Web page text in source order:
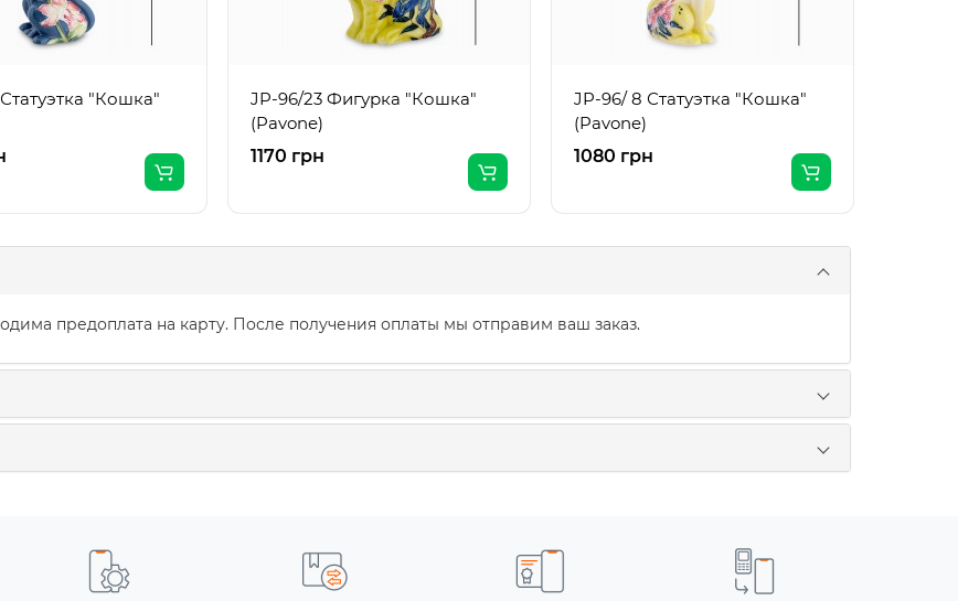
"Кошка"
JP-96/23 Фигурка "Кошка"
(Pavone)
1170 грн
JP-96/ 8 Статуэтка "Кошка"
(Pavone)
1080 грн
предоплата на карту. После получения оплаты мы отправим ваш заказ.